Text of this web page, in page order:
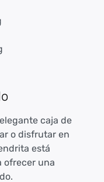
caja de
o disfrutar en
está
ofrecer una